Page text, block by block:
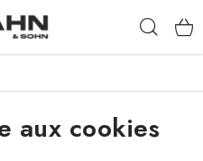
aux cookies